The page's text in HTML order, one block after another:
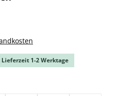
1-2 Werktage